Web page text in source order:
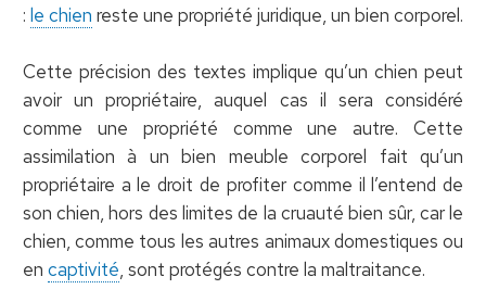
: le chien reste une propriété juridique, un bien corporel.
Cette précision des textes implique qu’un chien peut
avoir un propriétaire, auquel cas il sera considéré
comme une propriété comme une autre. Cette
assimilation à un bien meuble corporel fait qu’un
propriétaire a le droit de profiter comme il l’entend de
son chien, hors des limites de la cruauté bien sûr, car le
chien, comme tous les autres animaux domestiques ou
en captivité, sont protégés contre la maltraitance.